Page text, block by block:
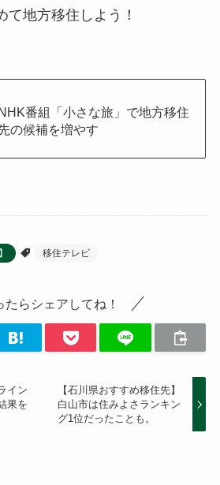
て地方移住しよう！
NHK番組「小さな旅」で地方移住
の候補を増やす
移住テレビ
たらシェアしてね！
イン
果を
【石川県おすすめ移住先】
白山市は住みよさランキン
グ1位だったことも。